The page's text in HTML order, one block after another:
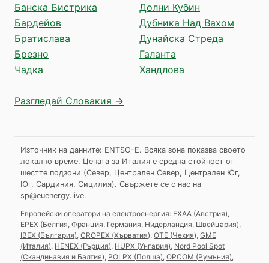
Банска Бистрика
Бардейов
Братислава
Брезно
Чадка
Долни Кубин
Дубника Над Вахом
Дунайска Стреда
Галанта
Хандлова
Разгледай Словакия →
Източник на данните: ENTSO-E. Всяка зона показва своето
локално време. Цената за Италия е средна стойност от
шестте подзони (Север, Централен Север, Централен Юг,
Юг, Сардиния, Сицилия). Свържете се с нас на
sp@euenergy.live.
Европейски оператори на електроенергия: EXAA (Австрия)
EPEX (Белгия, Франция, Германия, Нидерландия, Швейцария)
IBEX (България) CROPEX (Хърватия) OTE (Чехия) GME
(Италия) HENEX (Гърция) HUPX (Унгария) Nord Pool Spot
(Скандинавия и Балтия) POLPX (Полша) OPCOM (Румъния)